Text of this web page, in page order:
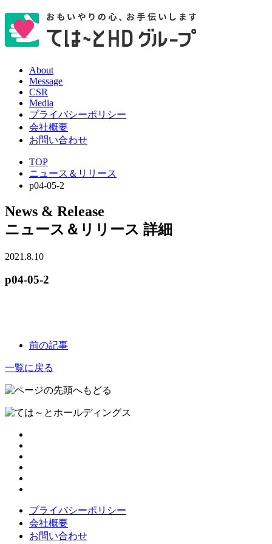
About
Message
CSR
Media
プライバシーポリシー
会社概要
お問い合わせ
TOP
ニュース＆リリース
p04-05-2
News & Release
ニュース＆リリース 詳細
2021.8.10
p04-05-2
前の記事
一覧に戻る
プライバシーポリシー
会社概要
お問い合わせ